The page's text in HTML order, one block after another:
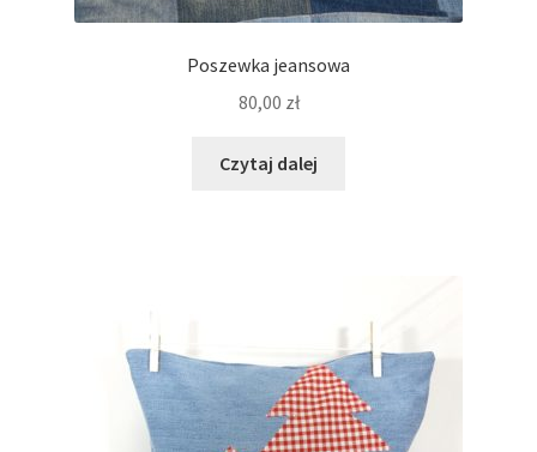
Poszewka jeansowa
80,00 zł
Czytaj dalej